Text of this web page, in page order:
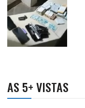
AS 5+ VISTAS